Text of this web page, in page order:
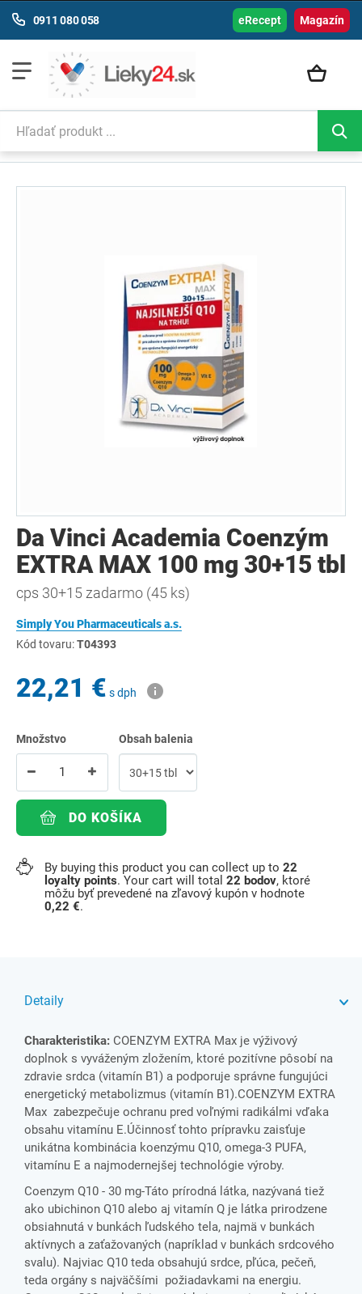
Magazín
0911 080 058 eRecept
Da Vinci Academia Coenzým
EXTRA MAX 100 mg 30+15 tbl
cps 30+15 zadarmo (45 ks)
Simply You Pharmaceuticals a.s.
Kód tovaru:T04393
22,21 € s dph
Množstvo Obsah balenia
DO KOŠÍKA
By buying this product you can collect up to 22
loyalty points. Your cart will total 22 bodov, ktoré
môžu byť prevedené na zľavový kupón v hodnote
0,22 €.
Detaily
Charakteristika: COENZYM EXTRA Max je výživový
doplnok s vyváženým zložením, ktoré pozitívne pôsobí na
zdravie srdca (vitamín B1) a podporuje správne fungujúci
energetický metabolizmus (vitamín B1).COENZYM EXTRA
Max zabezpečuje ochranu pred voľnými radikálmi vďaka
obsahu vitamínu E.Účinnosť tohto prípravku zaisťuje
unikátna kombinácia koenzýmu Q10, omega-3 PUFA,
vitamínu E a najmodernejšej technológie výroby.
Coenzym Q10 - 30 mg-Táto prírodná látka, nazývaná tiež
ako ubichinon Q10 alebo aj vitamín Q je látka prirodzene
obsiahnutá v bunkách ľudského tela, najmä v bunkách
aktívnych a zaťažovaných (napríklad v bunkách srdcového
svalu). Najviac Q10 teda obsahujú srdce, pľúca, pečeň,
teda orgány s najväčšími požiadavkami na energiu.